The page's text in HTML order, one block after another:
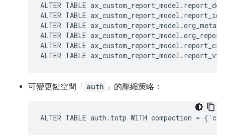
ALTER TABLE
ALTER TABLE
ALTER TABLE
ALTER TABLE
ALTER TABLE
ALTER TABLE
可變更鍵空間「 auth 」的壓縮策略：
ALTER TABLE auth.totp WITH compaction =